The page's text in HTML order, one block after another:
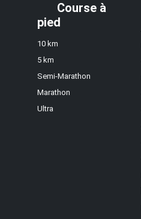
Course à
pied
10 km
5 km
Semi-Marathon
Marathon
Ultra